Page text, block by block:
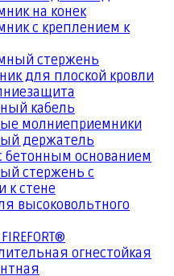
на конек
с креплением к
стержень
для плоской кровли
кабель
молниеприемники
держатель
бетонным основанием
стержень с
к стене
высоковольтного
огнестойкая